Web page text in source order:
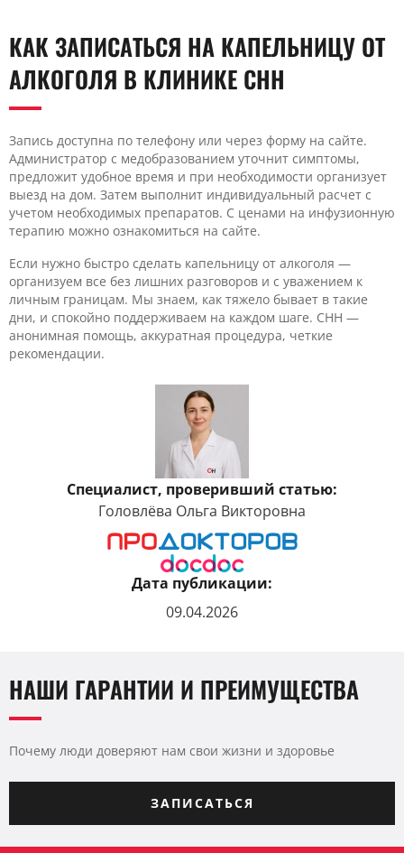
КАК ЗАПИСАТЬСЯ НА КАПЕЛЬНИЦУ ОТ
АЛКОГОЛЯ В КЛИНИКЕ CHH
Запись доступна по телефону или через форму на сайте.
Администратор с медобразованием уточнит симптомы,
предложит удобное время и при необходимости организует
выезд на дом. Затем выполнит индивидуальный расчет с
учетом необходимых препаратов. С ценами на инфузионную
терапию можно ознакомиться на сайте.
Если нужно быстро сделать капельницу от алкоголя —
организуем все без лишних разговоров и с уважением к
личным границам. Мы знаем, как тяжело бывает в такие
дни, и спокойно поддерживаем на каждом шаге. CHH —
анонимная помощь, аккуратная процедура, четкие
рекомендации.
Специалист, проверивший статью:
Головлёва Ольга Викторовна
Дата публикации:
09.04.2026
НАШИ ГАРАНТИИ И ПРЕИМУЩЕСТВА
Почему люди доверяют нам свои жизни и здоровье
ЗАПИСАТЬСЯ